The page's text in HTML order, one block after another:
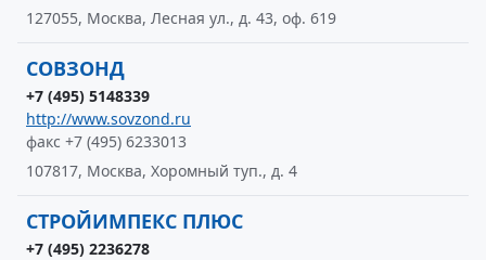
127055, Москва, Лесная ул., д. 43, оф. 619
СОВЗОНД
+7 (495) 5148339
http://www.sovzond.ru
факс +7 (495) 6233013
107817, Москва, Хоромный туп., д. 4
СТРОЙИМПЕКС ПЛЮС
+7 (495) 2236278